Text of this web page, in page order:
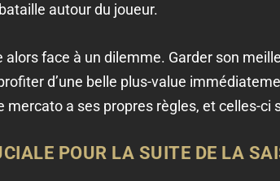
autour du joueur.
alors face à un dilemme. Garder son
d’une belle plus-value
a ses propres règles, et celles-ci
POUR LA SUITE DE LA